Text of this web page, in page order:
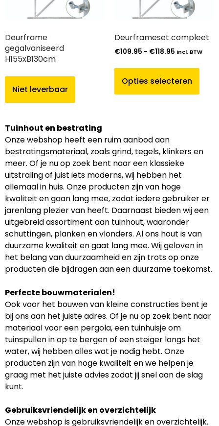
Deurframe
gegalvaniseerd
H155xB130cm
Niet leverbaar
Deurframeset compleet
€109.95 - €118.95 incl. BTW
Opties selecteren
Tuinhout en bestrating
Onze webshop heeft een ruim aanbod aan
bestratingsmateriaal, zoals grind, tegels, klinkers en
meer. Of je nu op zoek bent naar een klassieke
uitstraling of juist iets moderns, wij hebben het
allemaal in huis. Onze producten zijn van hoge
kwaliteit en gaan lang mee, zodat iedere gebruiker er
jarenlang plezier van heeft. Daarnaast bieden wij een
uitgebreid assortiment aan tuinhout, waaronder
schuttingen, planken en vlonders. Al ons hout is van
duurzame kwaliteit en gaat lang mee. Wij geloven in
het belang van duurzaamheid en zijn trots op onze
producten die bijdragen aan een duurzame toekomst.
Perfecte bouwmaterialen!
Ook voor het bouwen van kleine constructies bent je
bij ons aan het juiste adres. Of je nu op zoek bent naar
materiaal voor een pergola, een tuinhuisje om
tuinspullen in op te bergen of een steiger langs het
water, wij hebben alles wat je nodig hebt. Onze
producten zijn van hoge kwaliteit en we helpen je
graag met het juiste advies zodat jij snel aan de slag
kunt.
Gebruiksvriendelijk en overzichtelijk
Onze webshop is gebruiksvriendelijk en overzichtelijk.